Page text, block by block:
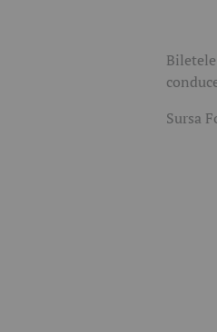
Sursa